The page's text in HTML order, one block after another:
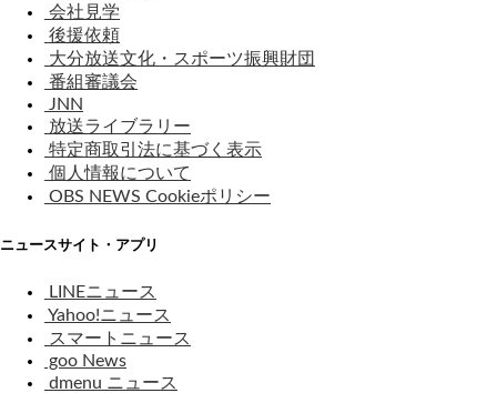
会社見学
後援依頼
大分放送文化・スポーツ振興財団
番組審議会
JNN
放送ライブラリー
特定商取引法に基づく表示
個人情報について
OBS NEWS Cookieポリシー
ニュースサイト・アプリ
LINEニュース
Yahoo!ニュース
スマートニュース
goo News
dmenu ニュース